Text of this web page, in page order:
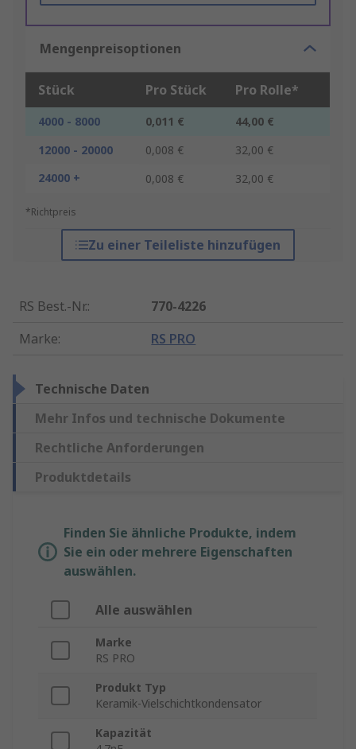
Mengenpreisoptionen
Stück Pro Stück Pro Rolle*
4000 - 8000 0,011 €
44,00 €
12000 - 20000
0,008 €
32,00 €
24000 +
0,008 € 32,00 €
*Richtpreis
Zu einer Teileliste hinzufügen
RS Best.-Nr.:
770-4226
Marke: RS PRO
Technische Daten
Mehr Infos und technische Dokumente
Rechtliche Anforderungen
Produktdetails
Finden Sie ähnliche Produkte, indem
Sie ein oder mehrere Eigenschaften
auswählen.
Alle auswählen
Marke
RS PRO
Produkt Typ
Keramik-Vielschichtkondensator
Kapazität